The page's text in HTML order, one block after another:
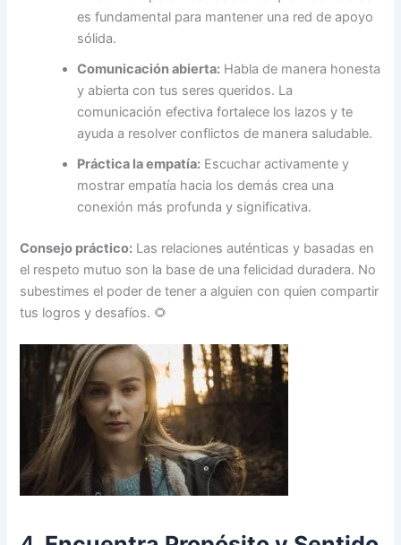
es fundamental para mantener una red de apoyo
sólida.
Comunicación abierta: Habla de manera honesta
y abierta con tus seres queridos. La
comunicación efectiva fortalece los lazos y te
ayuda a resolver conflictos de manera saludable.
Práctica la empatía: Escuchar activamente y
mostrar empatía hacia los demás crea una
conexión más profunda y significativa.
Consejo práctico: Las relaciones auténticas y basadas en
el respeto mutuo son la base de una felicidad duradera. No
subestimes el poder de tener a alguien con quien compartir
tus logros y desafíos. 🌻